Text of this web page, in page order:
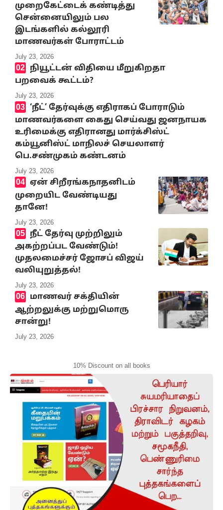
முறைகேட்டைக் கண்டித்து
சென்னையிலும் பல
இடங்களில் கல்லூரி
மாணவர்கள் போராட்டம்
July 23, 2026
நியூட்டன் விதியை மீறுகிறதா
பறவைக் கூட்டம்?
July 23, 2026
‘நீட்’ தேர்வுக்கு எதிராகப் போராடும்
மாணவர்களை கைது செய்வது ஜனநாயக
உரிமைக்கு எதிரானது மார்க்சிஸ்ட்
கம்யூனிஸ்ட் மாநிலச் செயலாளர்
பெ.சண்முகம் கண்டனம்
July 23, 2026
ஏன் சிறீரங்கநாதனிடம்
முறையிட வேண்டியது
தானே!
July 23, 2026
நீட் தேர்வு முற்றிலும்
அகற்றப்பட வேண்டும்!
முதலமைச்சர் ஜோசப் விஜய்
வலியுறுத்தல்!
July 23, 2026
மாணவர் சக்தியின்
ஆற்றலுக்கு மற்றுமொரு
சான்று!
July 23, 2026
10% Discount on all books